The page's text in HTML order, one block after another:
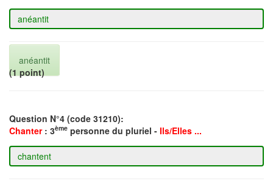
anéantit
(1 point)
Question N°4 (code 31210):
Chanter : 3ème personne du pluriel - Ils/Elles ...